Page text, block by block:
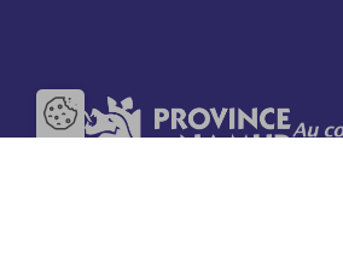
Ouvrir la barre de